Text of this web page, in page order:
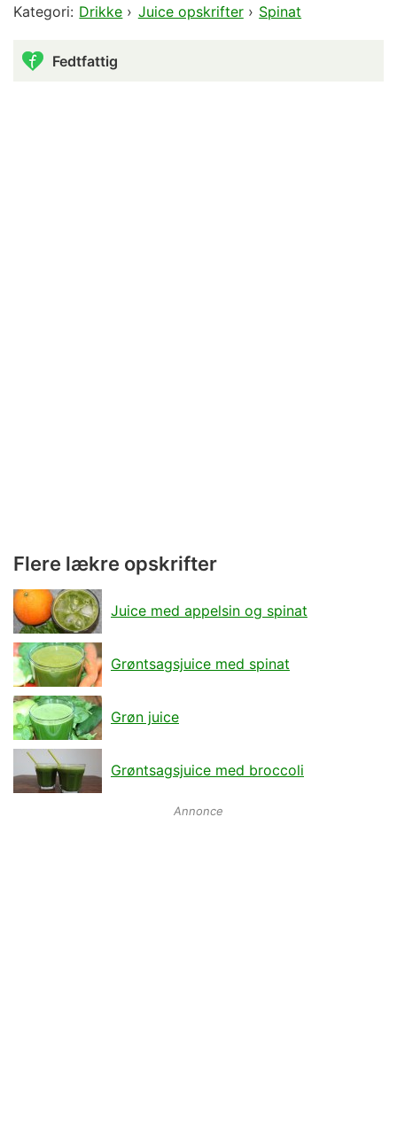
Kategori: Drikke › Juice opskrifter› Spinat
Fedtfattig
Flere lækre opskrifter
Juice med appelsin og spinat
Grøntsagsjuice med spinat
Grøn juice
Grøntsagsjuice med broccoli
Annonce